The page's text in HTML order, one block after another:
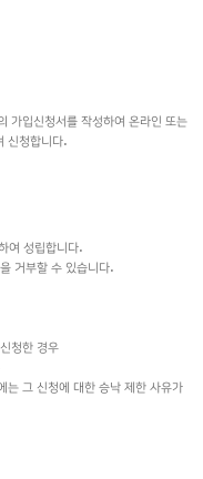
가입신청서를 작성하여 온라인 또는
신청합니다.
여 성립합니다.
거부할 수 있습니다.
청한 경우
는 그 신청에 대한 승낙 제한 사유가